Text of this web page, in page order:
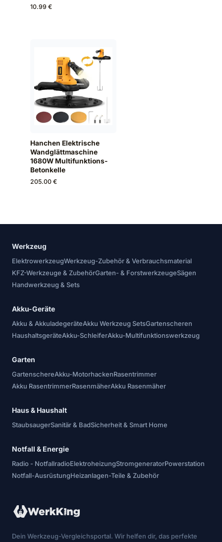
10.99 €
Hanchen Elektrische
Wandglättmaschine
1680W Multifunktions-
Betonkelle
205.00 €
Werkzeug
ElektrowerkzeugWerkzeug-Zubehör & Verbrauchsmaterial
KFZ-Werkzeuge & ZubehörGarten- & ForstwerkzeugeSägen
Handwerkzeug & Sets
Akku-Geräte
Akku & AkkuladegeräteAkku Werkzeug SetsGartenscheren
HaushaltsgeräteAkku-SchleiferAkku-Multifunktionswerkzeug
Garten
GartenschereAkku-MotorhackenRasentrimmer
Akku RasentrimmerRasenmäherAkku Rasenmäher
Haus & Haushalt
StaubsaugerSanitär & BadSicherheit & Smart Home
Notfall & Energie
Radio - NotfallradioElektroheizungStromgeneratorPowerstation
Notfall-AusrüstungHeizanlagen-Teile & Zubehör
Dein Werkzeug-Vergleichsportal. Wir helfen dir, das perfekte